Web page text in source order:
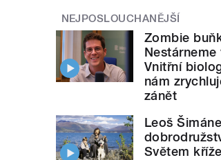
NEJPOSLOUCHANĚJŠÍ
Zombie
Vnitřní
nám
zánět
Leoš
Světem